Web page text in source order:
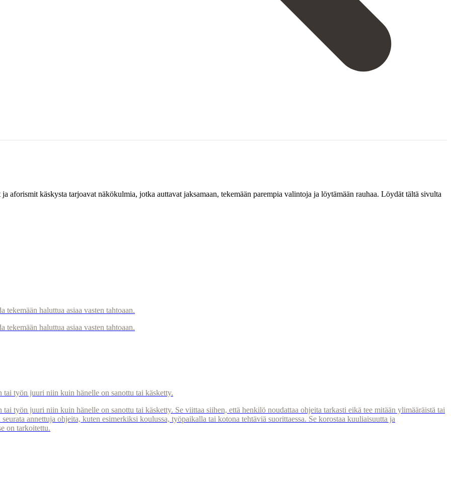
aforismit käskysta tarjoavat näkökulmia, jotka auttavat jaksamaan, tekemään parempia valintoja ja löytämään rauhaa. Löydät tältä sivulta
tekemään haluttua asiaa vasten tahtoaan.
tekemään haluttua asiaa vasten tahtoaan.
tai työn juuri niin kuin hänelle on sanottu tai käsketty.
työn juuri niin kuin hänelle on sanottu tai käsketty. Se viittaa siihen, että henkilö noudattaa ohjeita tarkasti eikä tee mitään ylimääräistä tai
annettuja ohjeita, kuten esimerkiksi koulussa, työpaikalla tai kotona tehtäviä suorittaessa. Se korostaa kuuliaisuutta ja
on tarkoitettu.